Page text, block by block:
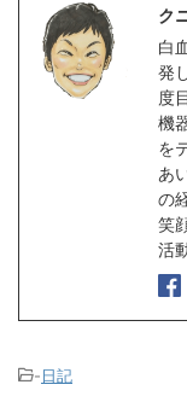
ク
白
発
度
機
を
あ
の
笑
活
-日記